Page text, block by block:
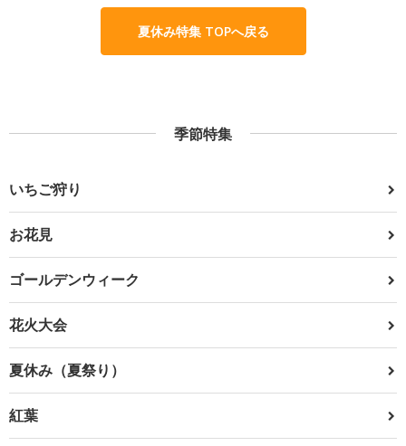
夏休み特集 TOPへ戻る
季節特集
いちご狩り
お花見
ゴールデンウィーク
花火大会
夏休み（夏祭り）
紅葉